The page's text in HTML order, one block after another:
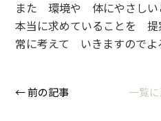
また 環境や 体にやさしい
本当に求めていることを 提
常に考えて いきますのでよ
← 前の記事 一覧